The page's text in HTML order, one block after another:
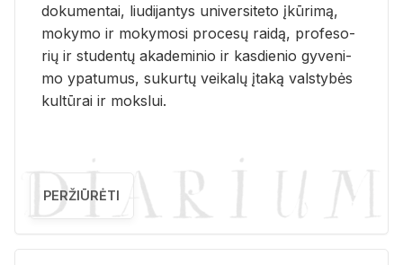
do­ku­men­tai, liu­di­jan­tys uni­ver­si­te­to įkū­ri­mą,
mo­ky­mo ir mo­ky­mo­si pro­ce­sų rai­dą, pro­fe­so­
rių ir stu­den­tų aka­de­mi­nio ir kas­die­nio gy­ve­ni­
mo ypa­tu­mus, su­kur­tų vei­ka­lų įta­ką vals­ty­bės
kul­tū­rai ir moks­lui.
PERŽIŪRĖTI